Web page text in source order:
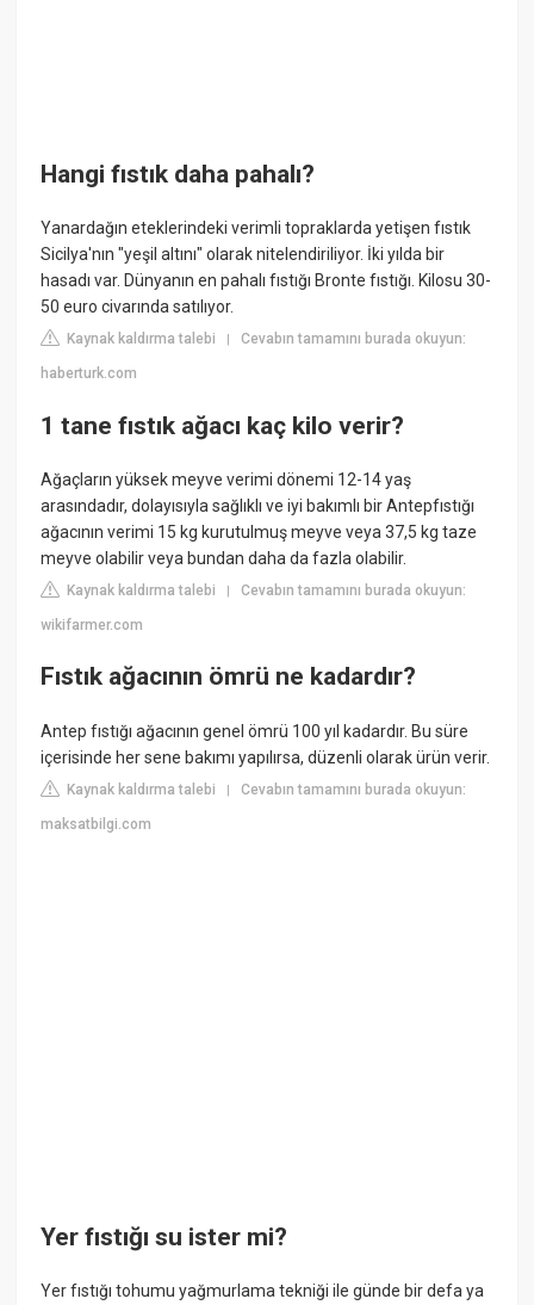
Hangi fıstık daha pahalı?
Yanardağın eteklerindeki verimli topraklarda yetişen fıstık
Sicilya'nın "yeşil altını" olarak nitelendiriliyor. İki yılda bir
hasadı var. Dünyanın en pahalı fıstığı Bronte fıstığı. Kilosu 30-
50 euro civarında satılıyor.
Kaynak kaldırma talebi |Cevabın tamamını burada okuyun:
haberturk.com
1 tane fıstık ağacı kaç kilo verir?
Ağaçların yüksek meyve verimi dönemi 12-14 yaş
arasındadır, dolayısıyla sağlıklı ve iyi bakımlı bir Antepfıstığı
ağacının verimi 15 kg kurutulmuş meyve veya 37,5 kg taze
meyve olabilir veya bundan daha da fazla olabilir.
Kaynak kaldırma talebi |Cevabın tamamını burada okuyun:
wikifarmer.com
Fıstık ağacının ömrü ne kadardır?
Antep fıstığı ağacının genel ömrü 100 yıl kadardır. Bu süre
içerisinde her sene bakımı yapılırsa, düzenli olarak ürün verir.
Kaynak kaldırma talebi |Cevabın tamamını burada okuyun:
maksatbilgi.com
Yer fıstığı su ister mi?
Yer fıstığı tohumu yağmurlama tekniği ile günde bir defa ya